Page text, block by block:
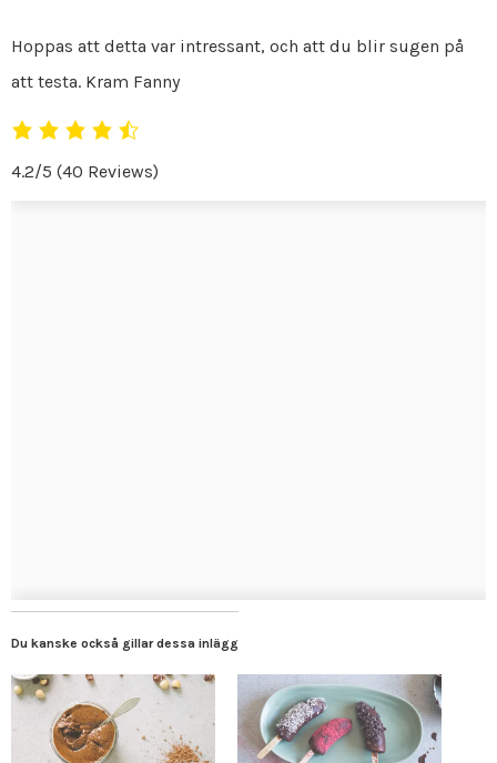
Hoppas att detta var intressant, och att du blir sugen på
att testa. Kram Fanny
4.2/5 (40 Reviews)
Du kanske också gillar dessa inlägg